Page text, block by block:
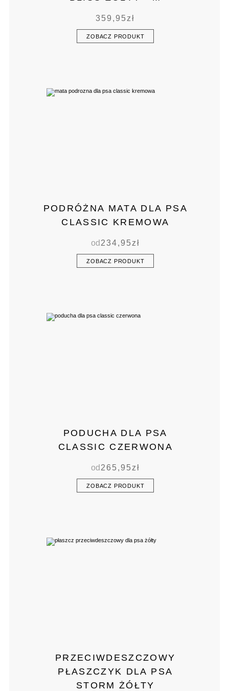
359,95zł
ZOBACZ PRODUKT
PODRÓŻNA MATA DLA PSA
CLASSIC KREMOWA
od234,95zł
ZOBACZ PRODUKT
PODUCHA DLA PSA
CLASSIC CZERWONA
od265,95zł
ZOBACZ PRODUKT
PRZECIWDESZCZOWY
PŁASZCZYK DLA PSA
STORM ŻÓŁTY